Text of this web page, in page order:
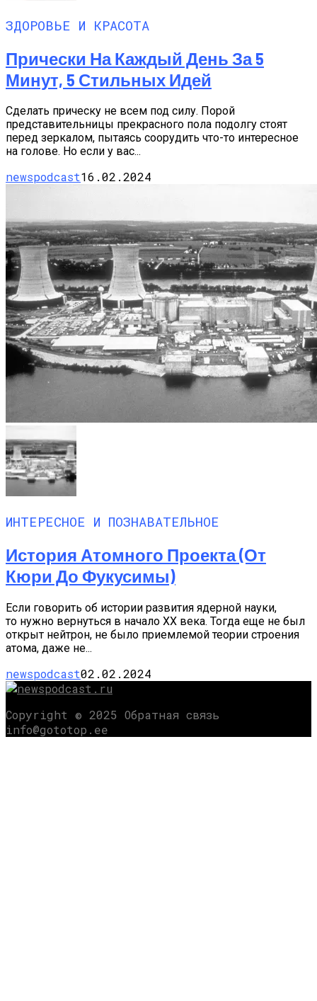
ЗДОРОВЬЕ И КРАСОТА
Прически На Каждый День За 5
Минут, 5 Стильных Идей
Сделать прическу не всем под силу. Порой
представительницы прекрасного пола подолгу стоят
перед зеркалом, пытаясь соорудить что-то интересное
на голове. Но если у вас...
newspodcast16.02.2024
ИНТЕРЕСНОЕ И ПОЗНАВАТЕЛЬНОЕ
История Атомного Проекта (от
Кюри До Фукусимы)
Если говорить об истории развития ядерной науки,
то нужно вернуться в начало XX века. Тогда еще не был
открыт нейтрон, не было приемлемой теории строения
атома, даже не...
newspodcast02.02.2024
Copyright © 2025 Обратная связь
info@gototop.ee